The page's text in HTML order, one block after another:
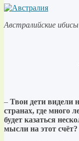
Австралийские ибисы
– Твои дети видели
странах, где много
будет казаться
мысли на этот счёт?